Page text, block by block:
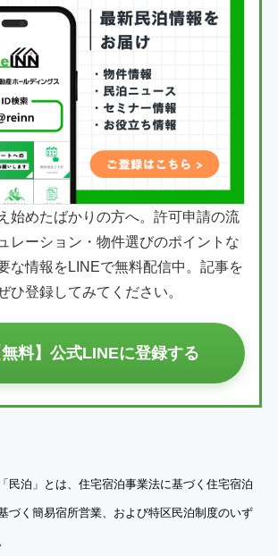
始めたばかりの方へ。許可申請の流
レーション・物件選びのポイントな
な情報をLINEで無料配信中。記事を
ひ登録してみてください。
料】公式LINEに登録する
民泊」とは、住宅宿泊事業法に基づく住宅宿泊
づく簡易宿所営業、および特区民泊制度のいず